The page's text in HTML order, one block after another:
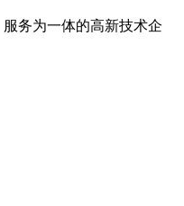
务为一体的高新技术企